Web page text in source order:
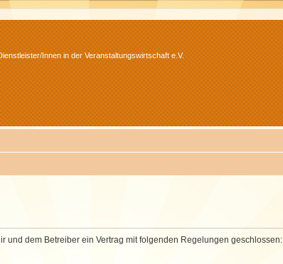
Innen in der Veranstaltungswirtschaft e.V.
und dem Betreiber ein Vertrag mit folgenden Regelungen geschlossen: